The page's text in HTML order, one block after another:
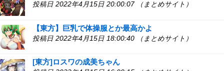
投稿日 2022年4月15日 20:00:07 （まとめサイト）
【東方】巨乳で体操服とか最高かよ
投稿日 2022年4月15日 18:00:40 （まとめサイト）
[東方]ロスワの成美ちゃん